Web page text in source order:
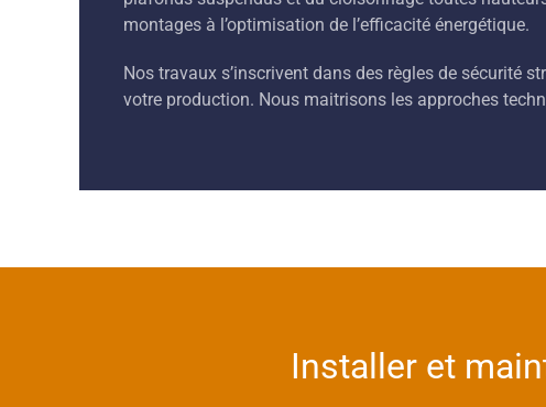
montages à l’optimisation de l’efficacité énergétique.
Nos travaux s’inscrivent dans des règles de sécurité
votre production. Nous maitrisons les approches
Installer et